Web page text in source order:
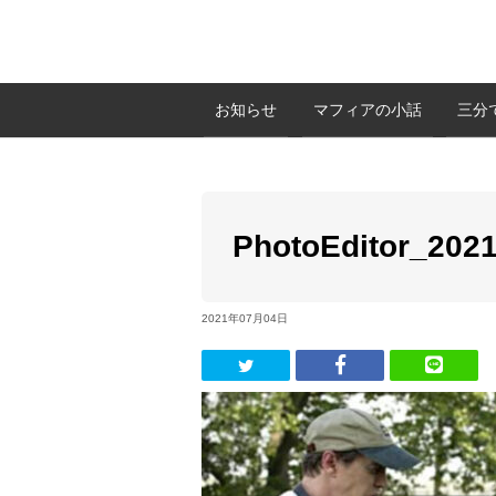
お知らせ マフィアの小話 三分
2021年07月04日